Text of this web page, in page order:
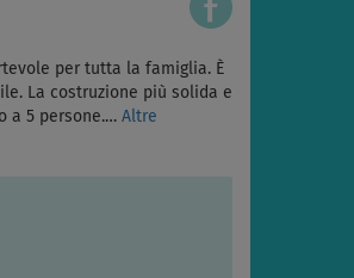
per tutta la famiglia. È
La costruzione più solida e
a 5 persone.… Altre